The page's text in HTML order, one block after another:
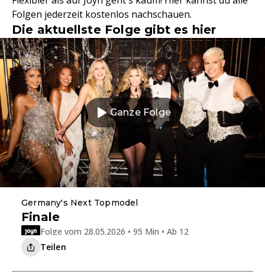
Folgen jederzeit kostenlos nachschauen.
Die aktuellste Folge gibt es hier
Ganze Folge
Germany's Next Topmodel
Finale
Folge vom 28.05.2026 • 95 Min • Ab 12
Teilen